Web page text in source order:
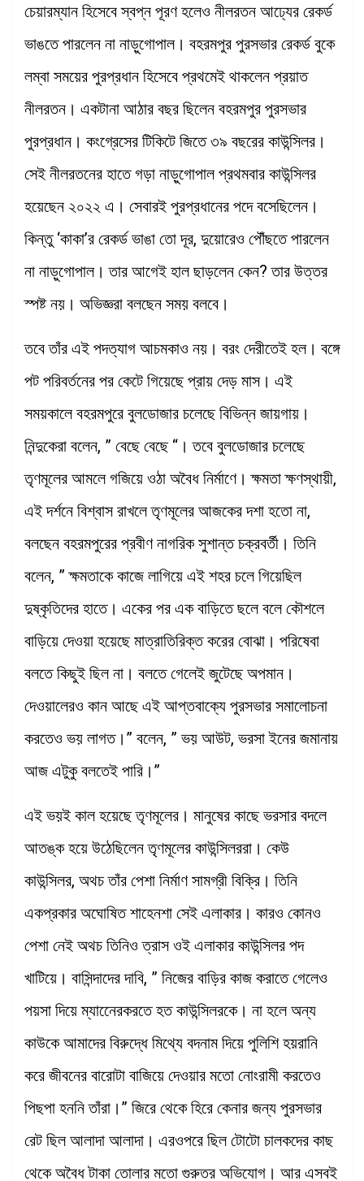
চেয়ারম্যান হিসেবে স্বপ্ন পূরণ হলেও নীলরতন আঢ্যের রেকর্ড
ভাঙতে পারলেন না নাড়ুগোপাল। বহরমপুর পুরসভার রেকর্ড বুকে
লম্বা সময়ের পুরপ্রধান হিসেবে প্রথমেই থাকলেন প্রয়াত
নীলরতন। একটানা আঠার বছর ছিলেন বহরমপুর পুরসভার
পুরপ্রধান। কংগ্রেসের টিকিটে জিতে ৩৯ বছরের কাউন্সিলর।
সেই নীলরতনের হাতে গড়া নাড়ুগোপাল প্রথমবার কাউন্সিলর
হয়েছেন ২০২২ এ। সেবারই পুরপ্রধানের পদে বসেছিলেন।
কিন্তু ‘কাকা’র রেকর্ড ভাঙা তো দূর, দুয়োরেও পৌঁছতে পারলেন
না নাড়ুগোপাল। তার আগেই হাল ছাড়লেন কেন? তার উত্তর
স্পষ্ট নয়। অভিজ্ঞরা বলছেন সময় বলবে।
তবে তাঁর এই পদত্যাগ আচমকাও নয়। বরং দেরীতেই হল। বঙ্গে
পট পরিবর্তনের পর কেটে গিয়েছে প্রায় দেড় মাস। এই
সময়কালে বহরমপুরে বুলডোজার চলেছে বিভিন্ন জায়গায়।
নিন্দুকেরা বলেন, ” বেছে বেছে “। তবে বুলডোজার চলেছে
তৃণমূলের আমলে গজিয়ে ওঠা অবৈধ নির্মাণে। ক্ষমতা ক্ষণস্থায়ী,
এই দর্শনে বিশ্বাস রাখলে তৃণমূলের আজকের দশা হতো না,
বলছেন বহরমপুরের প্রবীণ নাগরিক সুশান্ত চক্রবর্তী। তিনি
বলেন, ” ক্ষমতাকে কাজে লাগিয়ে এই শহর চলে গিয়েছিল
দুষ্কৃতিদের হাতে। একের পর এক বাড়িতে ছলে বলে কৌশলে
বাড়িয়ে দেওয়া হয়েছে মাত্রাতিরিক্ত করের বোঝা। পরিষেবা
বলতে কিছুই ছিল না। বলতে গেলেই জুটেছে অপমান।
দেওয়ালেরও কান আছে এই আপ্তবাক্যে পুরসভার সমালোচনা
করতেও ভয় লাগত।” বলেন, ” ভয় আউট, ভরসা ইনের জমানায়
আজ এটুকু বলতেই পারি।”
এই ভয়ই কাল হয়েছে তৃণমূলের। মানুষের কাছে ভরসার বদলে
আতঙ্ক হয়ে উঠেছিলেন তৃণমূলের কাউন্সিলররা। কেউ
কাউন্সিলর, অথচ তাঁর পেশা নির্মাণ সামগ্রী বিক্রি। তিনি
একপ্রকার অঘোষিত শাহেনশা সেই এলাকার। কারও কোনও
পেশা নেই অথচ তিনিও ত্রাস ওই এলাকার কাউন্সিলর পদ
খাটিয়ে। বাসিন্দাদের দাবি, ” নিজের বাড়ির কাজ করাতে গেলেও
পয়সা দিয়ে ম্যানেেরকরতে হত কাউন্সিলরকে। না হলে অন্য
কাউকে আমাদের বিরুদ্ধে মিথ্যে বদনাম দিয়ে পুলিশি হয়রানি
করে জীবনের বারোটা বাজিয়ে দেওয়ার মতো নোংরামী করতেও
পিছপা হননি তাঁরা।” জিরে থেকে হিরে কেনার জন্য পুরসভার
রেট ছিল আলাদা আলাদা। এরওপরে ছিল টোটো চালকদের কাছ
থেকে অবৈধ টাকা তোলার মতো গুরুতর অভিযোগ। আর এসবই